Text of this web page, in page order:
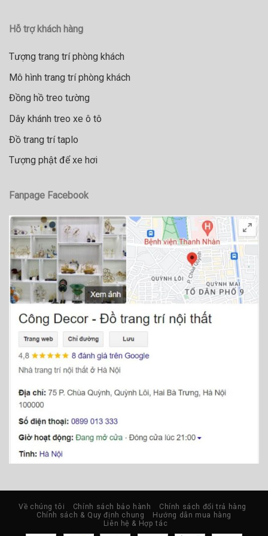
Hỗ trợ khách hàng
Tượng trang trí phòng khách
Mô hình trang trí phòng khách
Đồng hồ treo tường
Dây khánh treo xe ô tô
Đồ trang trí taplo
Tượng phật để xe hơi
Fanpage Facebook
Về chúng tôi Chính sách bảo hành
Chính sách đổi trả hàng
Chính sách & Quy định chung
Hướng dẫn mua hàng
Liên hệ & Hợp tác